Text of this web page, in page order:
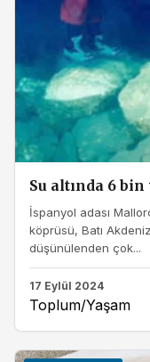
Su altında 6
İspanyol adası
köprüsü, Batı
düşünülenden çok...
17 Eylül 2024
Toplum/Yaşam